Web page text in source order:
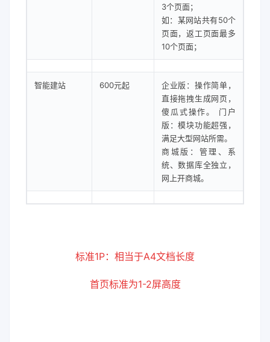
3个页面；
如：某网站共有50个
页面，返工页面最多
10个页面；
智能建站 600元起
企业版：操作简单，
直接拖拽生成网页，
傻瓜式操作。 门户
版：模块功能超强，
满足大型网站所需。
商城版：管理、系
统、数据库全独立，
网上开商城。
标准1P：相当于A4文档长度
首页标准为1-2屏高度